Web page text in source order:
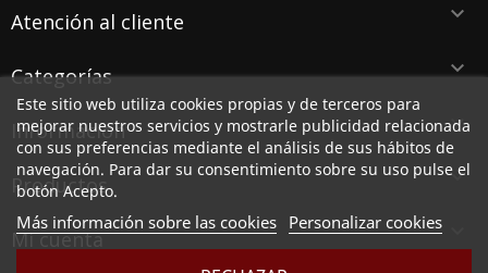
Atención al cliente keyboard_arrow_down
Categorías keyboard_arrow_down
Información keyboard_arrow_down
Productos keyboard_arrow_down
Mi cuenta
Este sitio web utiliza cookies propias y de terceros para
mejorar nuestros servicios y mostrarle publicidad relacionada
con sus preferencias mediante el análisis de sus hábitos de
navegación. Para dar su consentimiento sobre su uso pulse el
botón Acepto.
Más información sobre las cookies Personalizar cookies